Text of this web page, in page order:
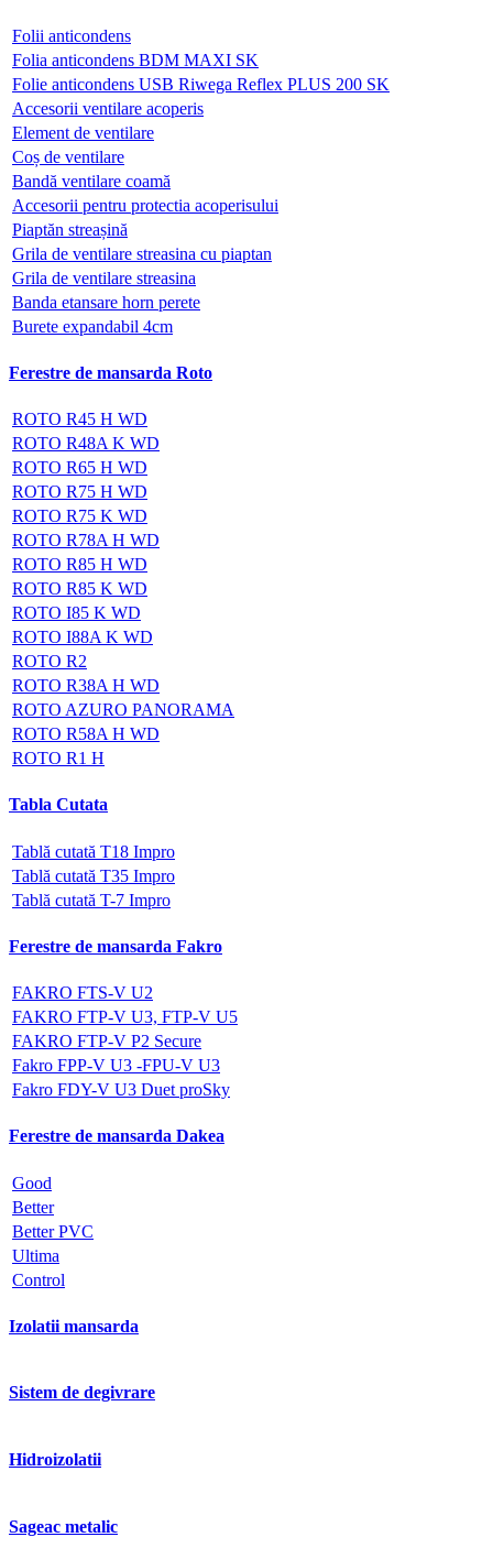
Folii anticondens
Folia anticondens BDM MAXI SK
Folie anticondens USB Riwega Reflex PLUS 200 SK
Accesorii ventilare acoperis
Element de ventilare
Coș de ventilare
Bandă ventilare coamă
Accesorii pentru protectia acoperisului
Piaptăn streașină
Grila de ventilare streasina cu piaptan
Grila de ventilare streasina
Banda etansare horn perete
Burete expandabil 4cm
Ferestre de mansarda Roto
ROTO R45 H WD
ROTO R48A K WD
ROTO R65 H WD
ROTO R75 H WD
ROTO R75 K WD
ROTO R78A H WD
ROTO R85 H WD
ROTO R85 K WD
ROTO I85 K WD
ROTO I88A K WD
ROTO R2
ROTO R38A H WD
ROTO AZURO PANORAMA
ROTO R58A H WD
ROTO R1 H
Tabla Cutata
Tablă cutată T18 Impro
Tablă cutată T35 Impro
Tablă cutată T-7 Impro
Ferestre de mansarda Fakro
FAKRO FTS-V U2
FAKRO FTP-V U3, FTP-V U5
FAKRO FTP-V P2 Secure
Fakro FPP-V U3 -FPU-V U3
Fakro FDY-V U3 Duet proSky
Ferestre de mansarda Dakea
Good
Better
Better PVC
Ultima
Control
Izolatii mansarda
Sistem de degivrare
Hidroizolatii
Sageac metalic